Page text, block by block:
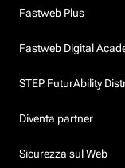
Fastweb Plus
Fastweb Digital
STEP FuturAbility
Diventa partner
Sicurezza sul Web